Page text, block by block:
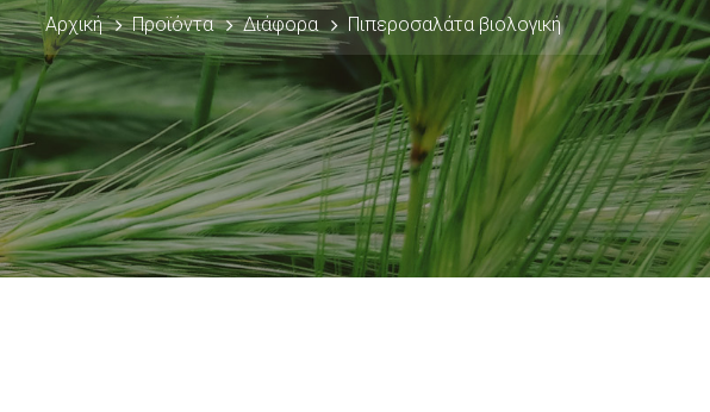
Αρχική Προϊόντα Διάφορα Πιπεροσαλάτα βιολογική